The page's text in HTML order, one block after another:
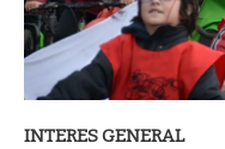
INTERES GENERAL